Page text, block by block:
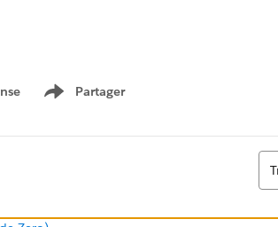
Partager
Show menu
Tri